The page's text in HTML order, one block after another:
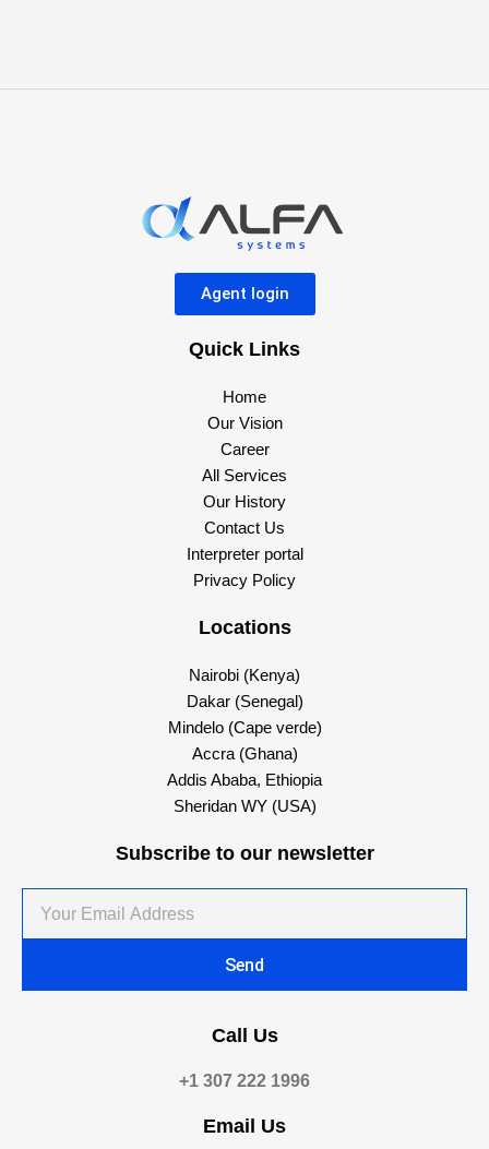
Agent login
Quick Links
Home
Our Vision
Career
All Services
Our History
Contact Us
Interpreter portal
Privacy Policy
Locations
Nairobi (Kenya)
Dakar (Senegal)
Mindelo (Cape verde)
Accra (Ghana)
Addis Ababa, Ethiopia
Sheridan WY (USA)
Subscribe to our newsletter
Send
Call Us
+1 307 222 1996
Email Us